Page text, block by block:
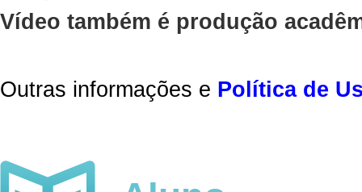
Vídeo também é produção
Outras informações e Política de